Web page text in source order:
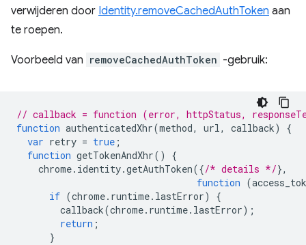
verwijderen door Identity.removeCachedAuthToken aan
te roepen.
Voorbeeld van removeCachedAuthToken -gebruik:
// callback = function (error, httpStatus,
function authenticatedXhr(method, url, callback)
{
var retry = true ;
function getTokenAndXhr()
{
chrome. identity.getAuthToken({/* details */},
function (
if (chrome. runtime. lastError)
{
callback(chrome. runtime. lastError);
return ;
}